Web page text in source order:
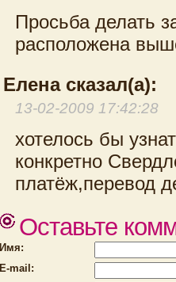
Просьба делать
расположена
Елена сказал(а):
13-02-2009 17:42:28
хотелось бы
конкретно
платёж,перевод
Оставьте
Имя:
E-mail: